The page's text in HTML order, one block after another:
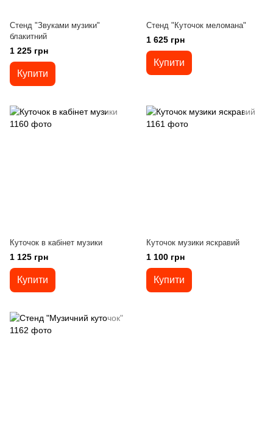
Стенд "Звуками музики"
блакитний
1 225 грн
Купити
Стенд "Куточок меломана"
1 625 грн
Купити
Куточок в кабінет музики
1 125 грн
Купити
Куточок музики яскравий
1 100 грн
Купити